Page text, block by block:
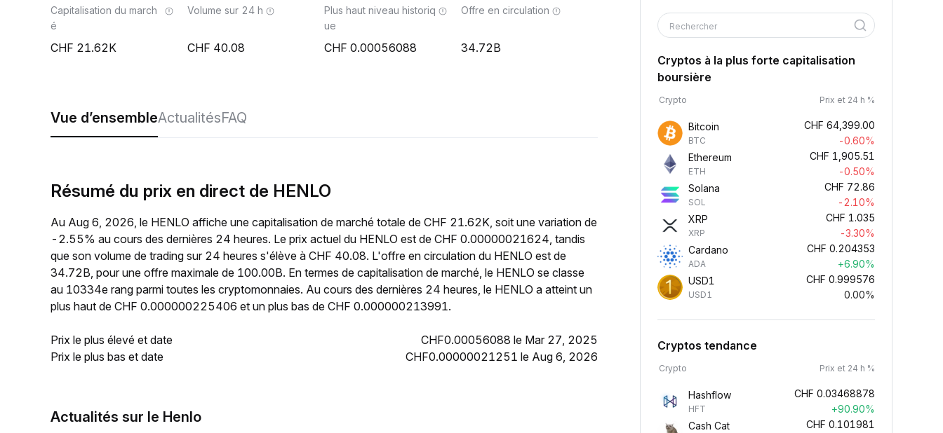
Capitalisation du march
é
21.62K
Volume sur 24 h
40.08
Plus haut niveau historiq
ue
0.00056088
Offre en circulation
34.72B
Vue d’ensembleActualitésFAQ
Résumé du prix en direct de HENLO
Au Aug 6, 2026, le HENLO affiche une capitalisation de marché totale de CHF 21.62K, soit une variation de
-2.55% au cours des dernières 24 heures. Le prix actuel du HENLO est de CHF 0.00000021624, tandis
que son volume de trading sur 24 heures s'élève à CHF 40.08. L'offre en circulation du HENLO est de
34.72B, pour une offre maximale de 100.00B. En termes de capitalisation de marché, le HENLO se classe
au 10334e rang parmi toutes les cryptomonnaies. Au cours des dernières 24 heures, le HENLO a atteint un
plus haut de CHF 0.000000225406 et un plus bas de CHF 0.000000213991.
Prix le plus élevé et date
CHF0.00056088 le Mar 27, 2025
Prix le plus bas et date
CHF0.00000021251 le Aug 6, 2026
Actualités sur le Henlo
Rechercher
Cryptos à la plus forte capitalisation
boursière
Crypto Prix et 24 h %
Bitcoin
BTC
CHF 64,399.00
-0.60%
Ethereum
ETH
CHF 1,905.51
-0.50%
Solana
SOL
CHF 72.86
-2.10%
XRP
XRP
CHF 1.035
-3.30%
Cardano
ADA
CHF 0.204353
+6.90%
USD1
USD1
CHF 0.999576
0.00%
Cryptos tendance
Crypto Prix et 24 h %
Hashflow
HFT
CHF 0.03468878
+90.90%
Cash Cat
CHF 0.101981